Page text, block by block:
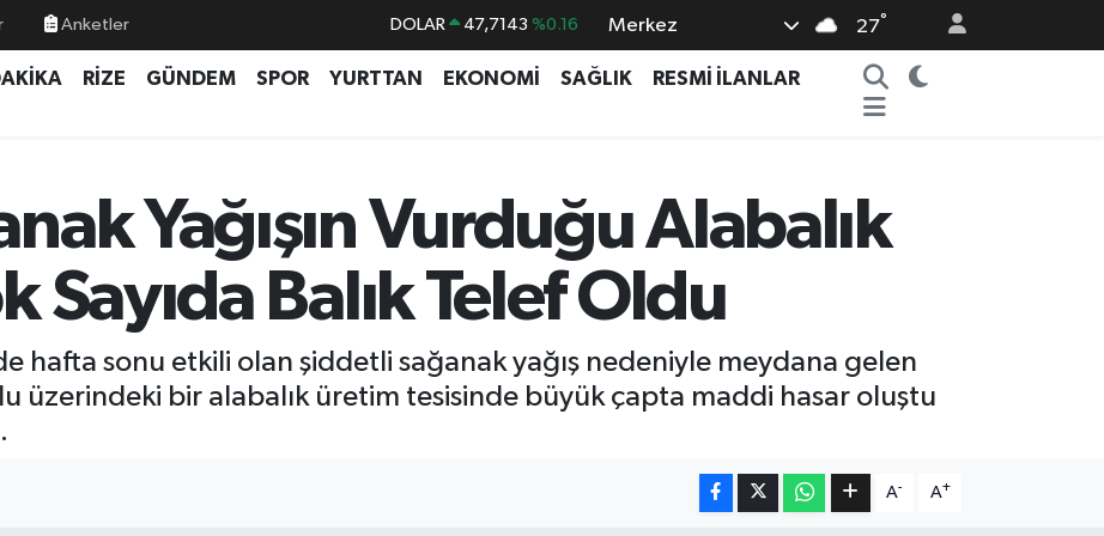
Anketler EURO 55,0317 %-0.02
STERLİN 64,2463 %0.07
BITCOIN 64.360,53 %-0.76
DOLAR 47,7143 %0.16
Merkez 27°
RİZE GÜNDEM SPOR YURTTAN EKONOMİ SAĞLIK
RESMİ İLANLAR
Yağışın Vurduğu Alabalık
Sayıda Balık Telef Oldu
hafta sonu etkili olan şiddetli sağanak yağış nedeniyle meydana gelen
üzerindeki bir alabalık üretim tesisinde büyük çapta maddi hasar oluştu
A- A+